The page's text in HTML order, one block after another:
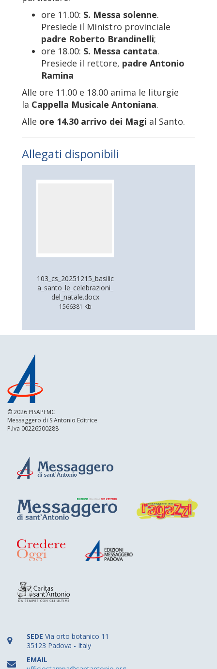
ore 11.00: S. Messa solenne.
Presiede il Ministro provinciale
padre Roberto Brandinelli;
ore 18.00: S. Messa cantata.
Presiede il rettore, padre Antonio
Ramina
Alle ore 11.00 e 18.00 anima le liturgie
la Cappella Musicale Antoniana.
Alle ore 14.30 arrivo dei Magi al Santo.
Allegati disponibili
103_cs_20251215_basilic
a_santo_le_celebrazioni_
del_natale.docx
1566381 Kb
© 2026 PISAPFMC
Messaggero di S.Antonio Editrice
P.Iva 00226500288
SEDE Via orto botanico 11
35123 Padova - Italy
EMAIL